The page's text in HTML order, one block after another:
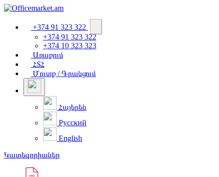
+374 91 323 322
+374 91 323 322
+374 10 323 323
Առաքում
ՀՏՀ
Մուտք / Գրանցում
Հայերեն
Русский
English
Կատեգորիաներ